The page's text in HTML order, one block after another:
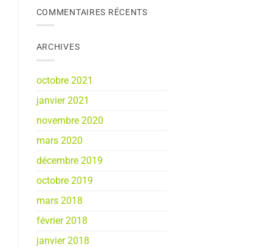
COMMENTAIRES RÉCENTS
ARCHIVES
octobre 2021
janvier 2021
novembre 2020
mars 2020
décembre 2019
octobre 2019
mars 2018
février 2018
janvier 2018